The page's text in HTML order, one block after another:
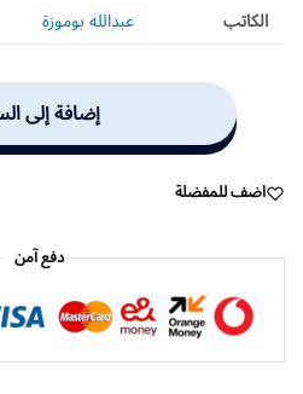
الكاتب عبدالله بوموزة
إضافة إلى
اضف للمفضلة
دفع آمن